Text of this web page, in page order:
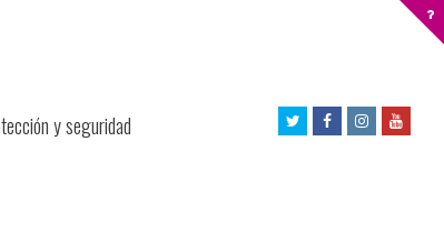
y seguridad
TwitterFacebookInstagram